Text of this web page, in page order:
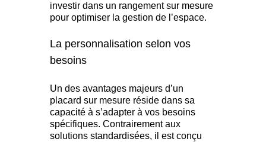
investir dans un rangement sur mesure
pour optimiser la gestion de l’espace.
La personnalisation selon vos
besoins
Un des avantages majeurs d’un
placard sur mesure réside dans sa
capacité à s’adapter à vos besoins
spécifiques. Contrairement aux
solutions standardisées, il est conçu